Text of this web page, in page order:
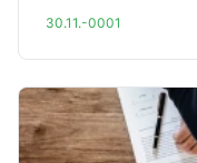
30.11.-0001